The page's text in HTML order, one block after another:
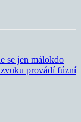
se jen málokdo
provádí fúzní